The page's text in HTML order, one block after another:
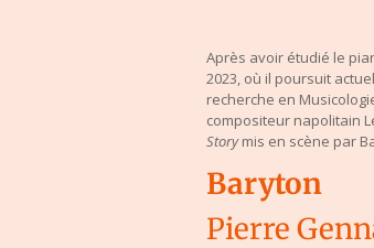
Après avoir étudié le
2023, où il poursuit
recherche en
compositeur napolitain
Storymis en scène par
Baryton
Pierre